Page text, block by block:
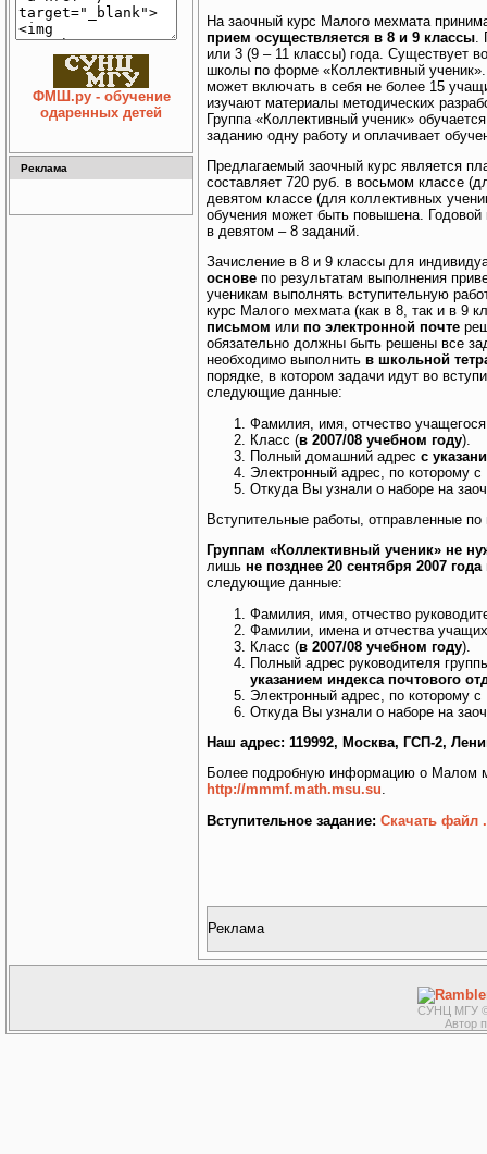
ФМШ.ру - обучение
одаренных детей
Реклама
На заочный курс Малого мехмата
прием осуществляется в 8 и 9 классы
или 3 (9 – 11 классы) года. Существует
школы по форме «Коллективный ученик».
может включать в себя не более 15
изучают материалы методических
Группа «Коллективный ученик»
заданию одну работу и оплачивает
Предлагаемый заочный курс является
составляет 720 руб. в восьмом классе
девятом классе (для коллективных
обучения может быть повышена.
в девятом – 8 заданий.
Зачисление в 8 и 9 классы для
основе по результатам выполнения
ученикам выполнять вступительную
курс Малого мехмата (как в 8, так и в 9
письмом или по электронной почте
обязательно должны быть решены все
необходимо выполнить в школьной
порядке, в котором задачи идут во
следующие данные:
Фамилия, имя, отчество
Класс (в 2007/08 учебном году).
Полный домашний адрес с
Электронный адрес, по которому
Откуда Вы узнали о наборе на
Вступительные работы, отправленные
Группам «Коллективный ученик» не
лишь не позднее 20 сентября 2007 года
следующие данные:
Фамилия, имя, отчество
Фамилии, имена и отчества
Класс (в 2007/08 учебном году).
Полный адрес руководителя
указанием индекса почтового
Электронный адрес, по которому
Откуда Вы узнали о наборе на
Наш адрес: 119992, Москва, ГСП-2,
Более подробную информацию о Малом
http://mmmf.math.msu.su.
Вступительное задание: Скачать файл
Реклама
СУНЦ МГУ ©
Автор